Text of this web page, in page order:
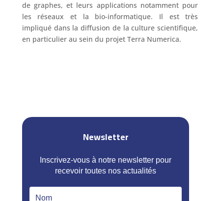
de graphes, et leurs applications notamment pour
les réseaux et la bio-informatique. Il est très
impliqué dans la diffusion de la culture scientifique,
en particulier au sein du projet Terra Numerica.
Newsletter
Inscrivez-vous à notre newsletter pour
recevoir toutes nos actualités